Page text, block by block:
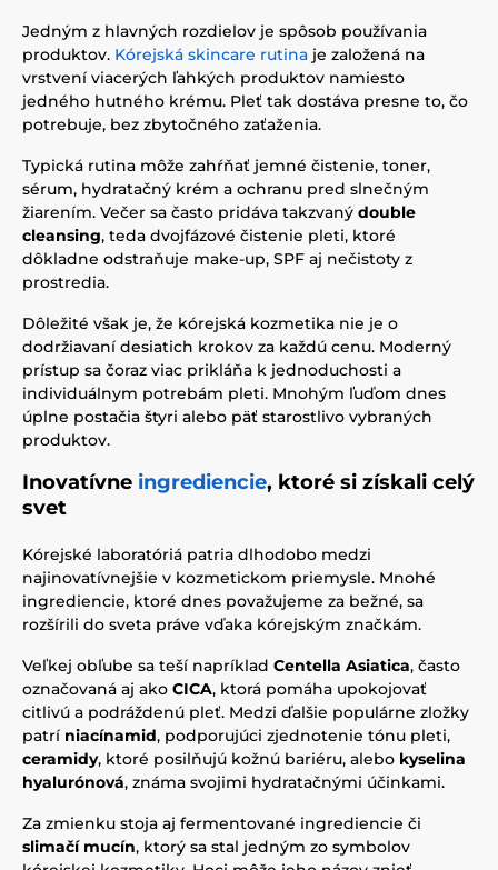
Jedným z hlavných rozdielov je spôsob používania
produktov. Kórejská skincare rutina je založená na
vrstvení viacerých ľahkých produktov namiesto
jedného hutného krému. Pleť tak dostáva presne to, čo
potrebuje, bez zbytočného zaťaženia.
Typická rutina môže zahŕňať jemné čistenie, toner,
sérum, hydratačný krém a ochranu pred slnečným
žiarením. Večer sa často pridáva takzvaný double
cleansing, teda dvojfázové čistenie pleti, ktoré
dôkladne odstraňuje make-up, SPF aj nečistoty z
prostredia.
Dôležité však je, že kórejská kozmetika nie je o
dodržiavaní desiatich krokov za každú cenu. Moderný
prístup sa čoraz viac prikláňa k jednoduchosti a
individuálnym potrebám pleti. Mnohým ľuďom dnes
úplne postačia štyri alebo päť starostlivo vybraných
produktov.
Inovatívne ingrediencie, ktoré si získali celý
svet
Kórejské laboratóriá patria dlhodobo medzi
najinovatívnejšie v kozmetickom priemysle. Mnohé
ingrediencie, ktoré dnes považujeme za bežné, sa
rozšírili do sveta práve vďaka kórejským značkám.
Veľkej obľube sa teší napríklad Centella Asiatica, často
označovaná aj ako CICA, ktorá pomáha upokojovať
citlivú a podráždenú pleť. Medzi ďalšie populárne zložky
patrí niacínamid, podporujúci zjednotenie tónu pleti,
ceramidy, ktoré posilňujú kožnú bariéru, alebo kyselina
hyalurónová, známa svojimi hydratačnými účinkami.
Za zmienku stoja aj fermentované ingrediencie či
slimačí mucín, ktorý sa stal jedným zo symbolov